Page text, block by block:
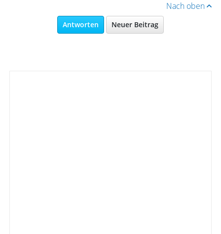
Nach oben
Antworten Neuer Beitrag